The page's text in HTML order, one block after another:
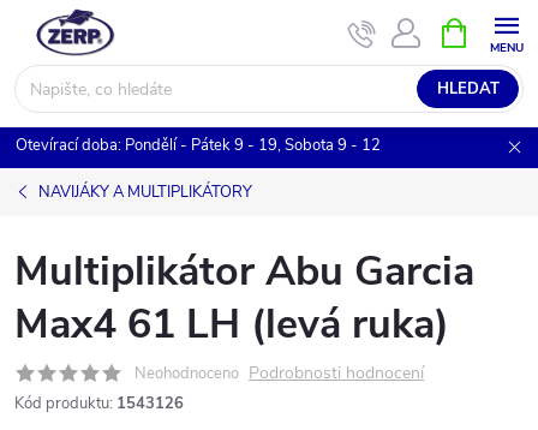
obsah
HLEDAT
NÁKUPNÍ
KOŠÍK
Otevírací doba: Pondělí - Pátek 9 - 19, Sobota 9 - 12
NAVIJÁKY A MULTIPLIKÁTORY
Multiplikátor Abu Garcia
Max4 61 LH (levá ruka)
Neohodnoceno Podrobnosti hodnocení
Kód produktu: 1543126